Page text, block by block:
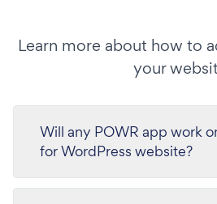
Learn more about how to
your
Will any POWR app work
for WordPress website?